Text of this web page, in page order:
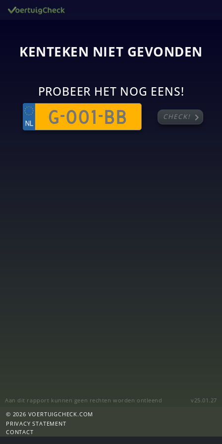
KENTEKEN NIET GEVONDEN
PROBEER HET NOG EENS!
CHECK! chevron_right
Aan dit rapport kunnen geen rechten worden ontleend
v25.01.27
© 2026 VOERTUIGCHECK.COM
PRIVACY STATEMENT
CONTACT